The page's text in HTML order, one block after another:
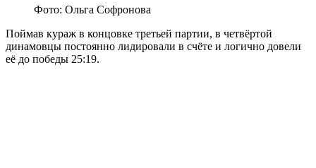
Фото: Ольга Софронова
Поймав кураж в концовке третьей партии, в четвёртой
динамовцы постоянно лидировали в счёте и логично довели
её до победы 25:19.